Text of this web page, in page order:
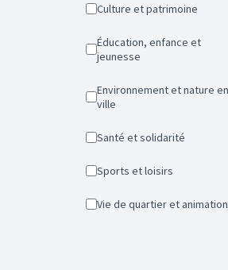
Culture et patrimoine
Éducation, enfance et
jeunesse
Environnement et nature en
ville
Santé et solidarité
Sports et loisirs
Vie de quartier et animation